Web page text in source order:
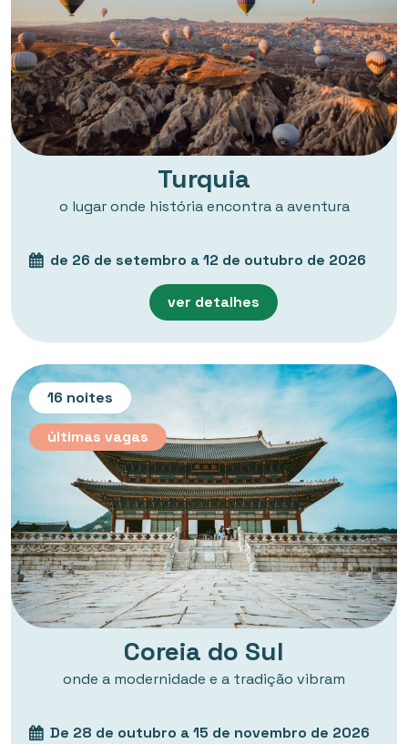
Turquia
o lugar onde história encontra a aventura
de 26 de setembro a 12 de outubro de 2026
ver detalhes
16 noites
últimas vagas
Coreia do Sul
onde a modernidade e a tradição vibram
De 28 de outubro a 15 de novembro de 2026